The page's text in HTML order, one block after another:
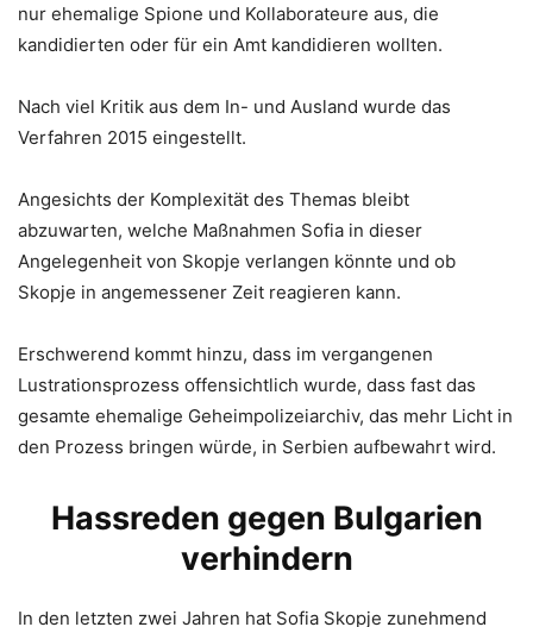
nur ehemalige Spione und Kollaborateure aus, die
kandidierten oder für ein Amt kandidieren wollten.
Nach viel Kritik aus dem In- und Ausland wurde das
Verfahren 2015 eingestellt.
Angesichts der Komplexität des Themas bleibt
abzuwarten, welche Maßnahmen Sofia in dieser
Angelegenheit von Skopje verlangen könnte und ob
Skopje in angemessener Zeit reagieren kann.
Erschwerend kommt hinzu, dass im vergangenen
Lustrationsprozess offensichtlich wurde, dass fast das
gesamte ehemalige Geheimpolizeiarchiv, das mehr Licht in
den Prozess bringen würde, in Serbien aufbewahrt wird.
Hassreden gegen Bulgarien
verhindern
In den letzten zwei Jahren hat Sofia Skopje zunehmend